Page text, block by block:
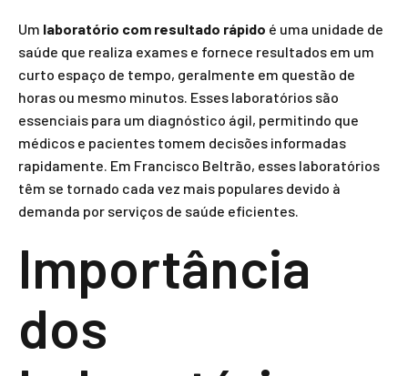
Um laboratório com resultado rápido é uma unidade de
saúde que realiza exames e fornece resultados em um
curto espaço de tempo, geralmente em questão de
horas ou mesmo minutos. Esses laboratórios são
essenciais para um diagnóstico ágil, permitindo que
médicos e pacientes tomem decisões informadas
rapidamente. Em Francisco Beltrão, esses laboratórios
têm se tornado cada vez mais populares devido à
demanda por serviços de saúde eficientes.
Importância
dos